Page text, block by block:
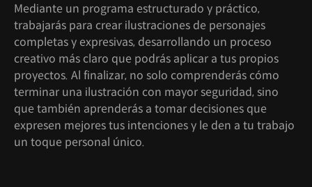
Mediante un programa estructurado y práctico,
trabajarás para crear ilustraciones de personajes
completas y expresivas, desarrollando un proceso
creativo más claro que podrás aplicar a tus propios
proyectos. Al finalizar, no solo comprenderás cómo
terminar una ilustración con mayor seguridad, sino
que también aprenderás a tomar decisiones que
expresen mejores tus intenciones y le den a tu trabajo
un toque personal único.